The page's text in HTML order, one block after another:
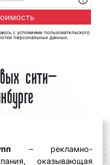
с условиями пользовательского
персональных данных
сити-
– рекламно-
оказывающая